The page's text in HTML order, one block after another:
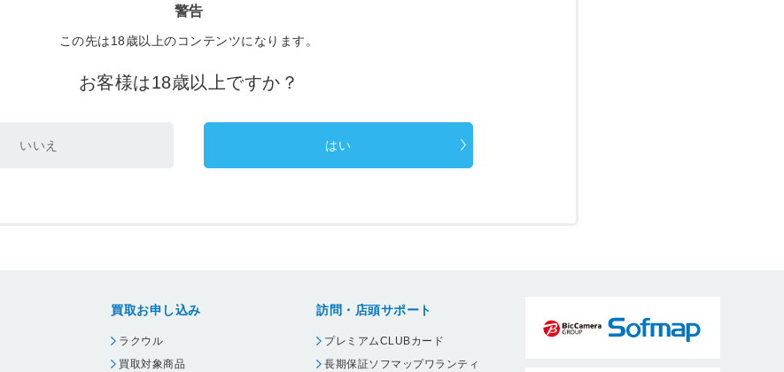
警告
この先は18歳以上のコンテンツになります。
お客様は18歳以上ですか？
いいえ はい
買取お申し込み
ラクウル
買取対象商品
訪問・店頭サポート
プレミアムCLUBカード
長期保証ソフマップワランティ